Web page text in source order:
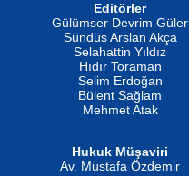
Kahrolması Ne Demektir
Tanrıçası...
Editörler
Gülümser Devrim Güler
Sündüs Arslan Akça
Selahattin Yıldız
Hıdır Toraman
Selim Erdoğan
Bülent Sağlam
Mehmet Atak
Hukuk Müşaviri
Av. Mustafa Özdemir